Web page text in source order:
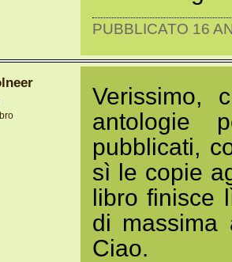
PUBBLICATO 16
Verissimo,
antologie
pubblicati,
sì le copie
libro finisce
di massima
Ciao.